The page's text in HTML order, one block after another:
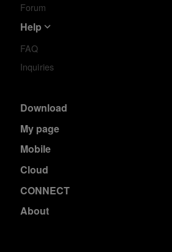
Forum
Help
FAQ
Inquiries
Download
My page
Mobile
Cloud
CONNECT
About